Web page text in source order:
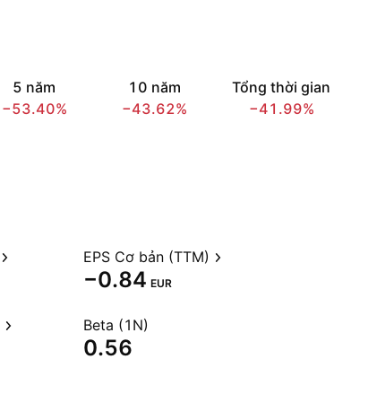
5 năm
−53.40%
10 năm
−43.62%
Tổng thời gian
−41.99%
EPS Cơ bản (TTM)
−0.84 EUR
Beta (1N)
0.56